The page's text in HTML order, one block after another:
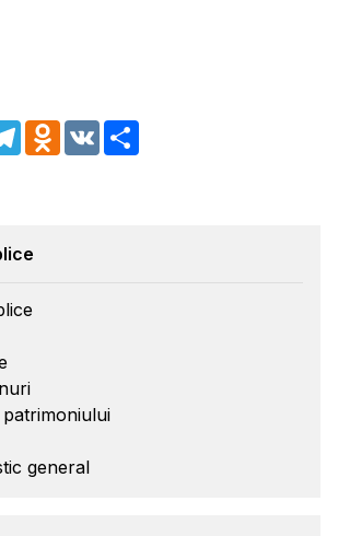
TelegramOdnoklassniki
VK
general